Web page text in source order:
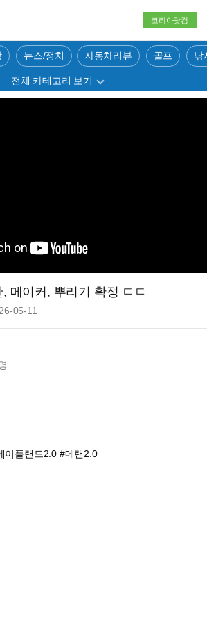
코리아닷컴
뉴스/정치 자동차리뷰 골프 낚
전체 카테고리 보기
메이커, 뿌리기 확정 ㄷㄷ
05-11
이플랜드2.0 #메랜2.0